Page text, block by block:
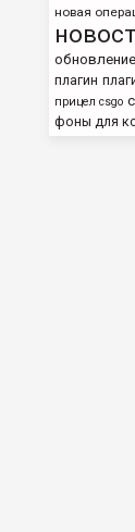
новая
плагин
прицел csgo
фоны для